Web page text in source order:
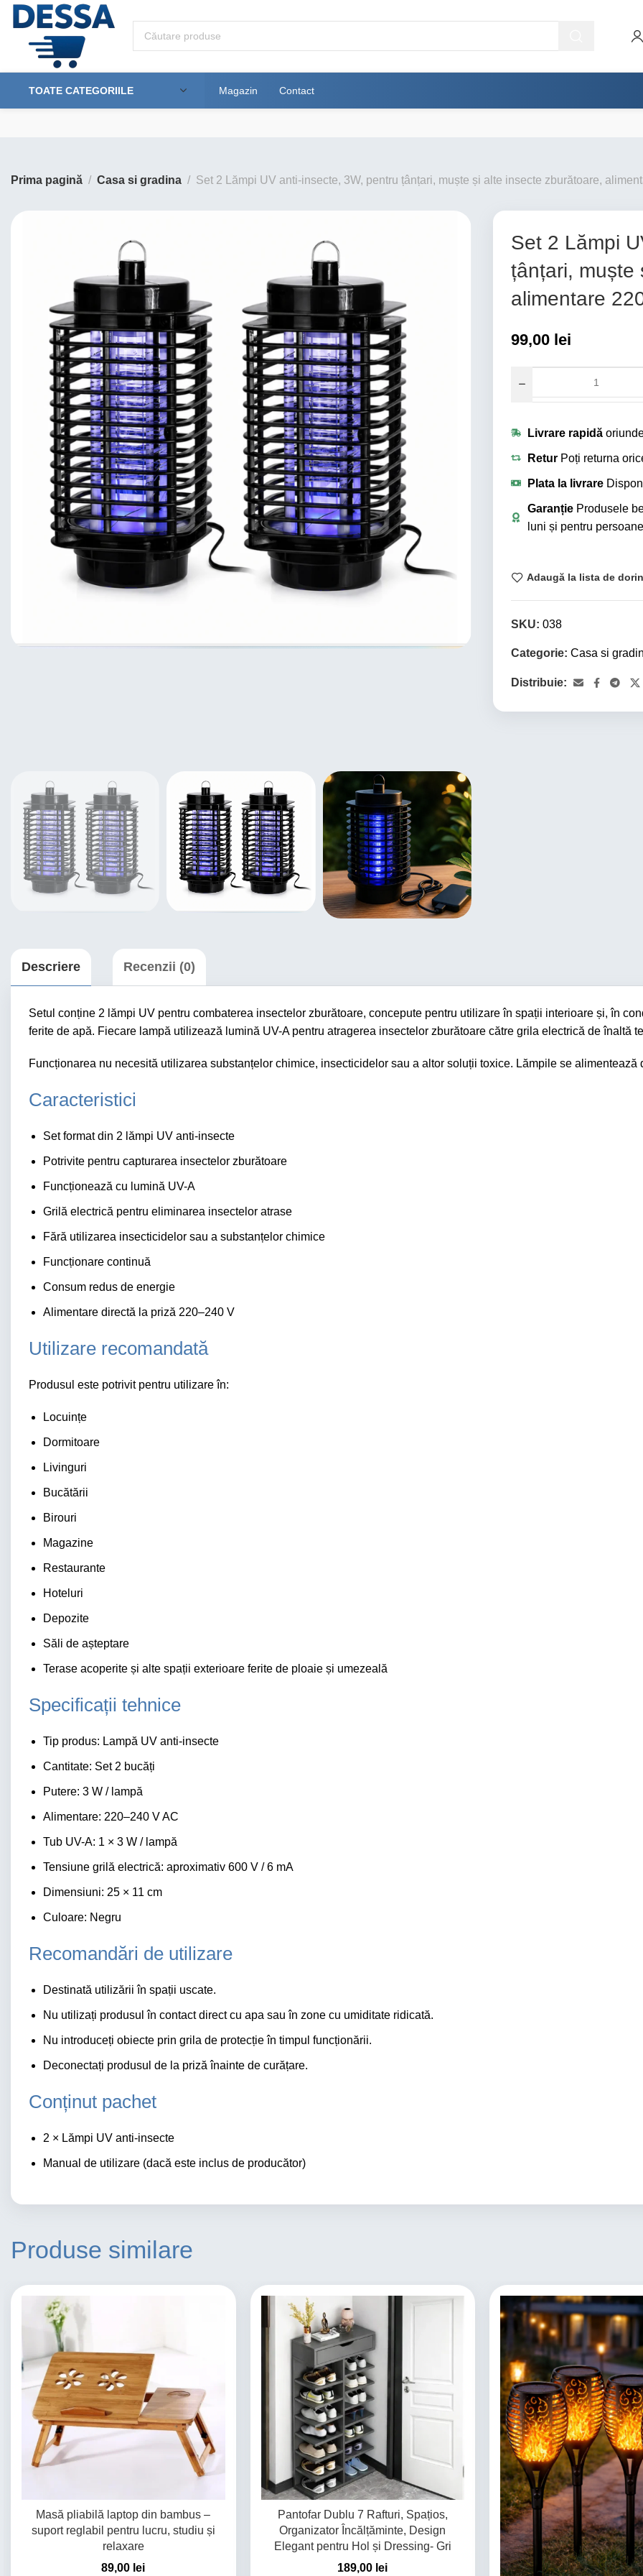
TOATE CATEGORIILE Magazin Contact
Prima pagină Casa si gradina Set 2 Lămpi UV anti-insecte, 3W, pentru țânțari, muște și alte insecte zburătoare,
Set 2 Lămpi
țânțari, muște
alimentare
99,00 lei
Livrare rapidă
ReturPoți returna
Plata la livrare
Garanție Produsele
luni și pentru
Adaugă la lista de
SKU: 038
Categorie: Casa si
Distribuie:
Descriere Recenzii (0)
Setul conține 2 lămpi UV pentru combaterea insectelor zburătoare, concepute pentru utilizare în spații interioare și, în
ferite de apă. Fiecare lampă utilizează lumină UV-A pentru atragerea insectelor zburătoare către grila electrică de înaltă
Funcționarea nu necesită utilizarea substanțelor chimice, insecticidelor sau a altor soluții toxice. Lămpile se
Caracteristici
Set format din 2 lămpi UV anti-insecte
Potrivite pentru capturarea insectelor zburătoare
Funcționează cu lumină UV-A
Grilă electrică pentru eliminarea insectelor atrase
Fără utilizarea insecticidelor sau a substanțelor chimice
Funcționare continuă
Consum redus de energie
Alimentare directă la priză 220–240 V
Utilizare recomandată
Produsul este potrivit pentru utilizare în:
Locuințe
Dormitoare
Livinguri
Bucătării
Birouri
Magazine
Restaurante
Hoteluri
Depozite
Săli de așteptare
Terase acoperite și alte spații exterioare ferite de ploaie și umezeală
Specificații tehnice
Tip produs: Lampă UV anti-insecte
Cantitate: Set 2 bucăți
Putere: 3 W / lampă
Alimentare: 220–240 V AC
Tub UV-A: 1 × 3 W / lampă
Tensiune grilă electrică: aproximativ 600 V / 6 mA
Dimensiuni: 25 × 11 cm
Culoare: Negru
Recomandări de utilizare
Destinată utilizării în spații uscate.
Nu utilizați produsul în contact direct cu apa sau în zone cu umiditate ridicată.
Nu introduceți obiecte prin grila de protecție în timpul funcționării.
Deconectați produsul de la priză înainte de curățare.
Conținut pachet
2 × Lămpi UV anti-insecte
Manual de utilizare (dacă este inclus de producător)
Produse similare
Masă pliabilă laptop din bambus –
suport reglabil pentru lucru, studiu și
relaxare
89,00 lei
Pantofar Dublu 7 Rafturi, Spațios,
Organizator Încălțăminte, Design
Elegant pentru Hol și Dressing- Gri
189,00 lei